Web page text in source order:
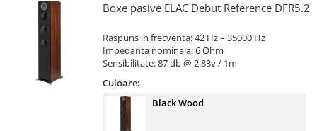
Boxe pasive ELAC Debut Reference DFR5.2
Raspuns in frecventa: 42 Hz – 35000 Hz
Impedanta nominala: 6 Ohm
Sensibilitate: 87 db @ 2.83v / 1m
Culoare:
Black Wood